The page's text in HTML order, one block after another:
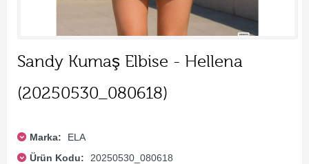
Sandy Kumaş Elbise - Hellena
(20250530_080618)
Marka:
ELA
Ürün Kodu:
20250530_080618